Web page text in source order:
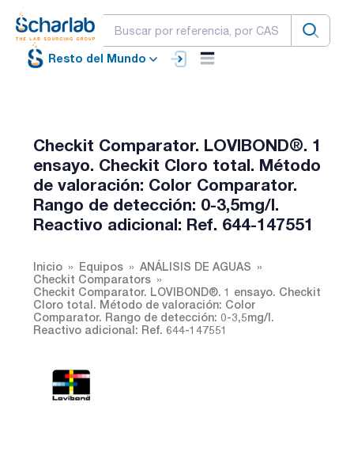
Resto del Mundo
Checkit Comparator. LOVIBOND®. 1
ensayo. Checkit Cloro total. Método
de valoración: Color Comparator.
Rango de detección: 0-3,5mg/l.
Reactivo adicional: Ref. 644-147551
Inicio Equipos
ANÁLISIS DE AGUAS
Checkit Comparators
Checkit Comparator. LOVIBOND®. 1 ensayo. Checkit
Cloro total. Método de valoración: Color
Comparator. Rango de detección: 0-3,5mg/l.
Reactivo adicional: Ref. 644-147551